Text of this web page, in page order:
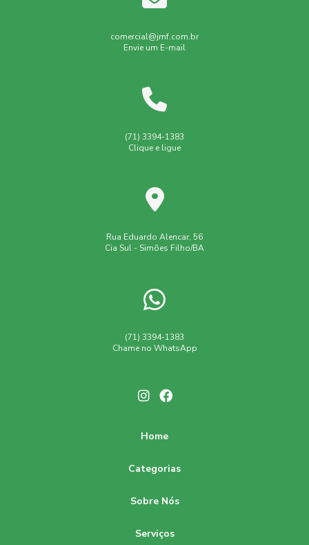
comercial@jmf.com.br
Envie um E-mail
(71) 3394-1383
Clique e ligue
Rua Eduardo Alencar, 56
Cia Sul - Simões Filho/BA
(71) 3394-1383
Chame no WhatsApp
Home
Categorias
Sobre Nós
Serviços